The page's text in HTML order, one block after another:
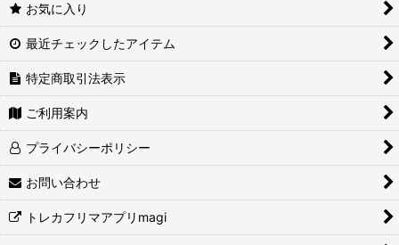
お気に入り
最近チェックしたアイテム
特定商取引法表示
ご利用案内
プライバシーポリシー
お問い合わせ
トレカフリマアプリmagi